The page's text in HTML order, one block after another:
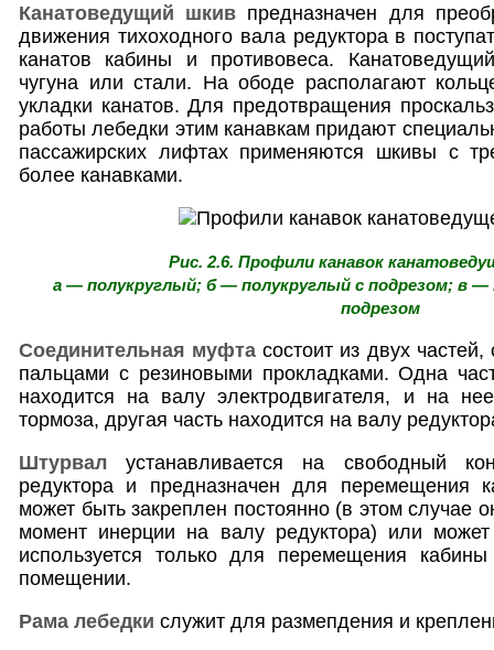
Канатоведущий шкив предназначен для
движения тихоходного вала редуктора в
канатов кабины и противовеса.
чугуна или стали. На ободе располагают
укладки канатов. Для предотвращения
работы лебедки этим канавкам придают
пассажирских лифтах применяются шкивы с
более канавками.
Рис. 2.6. Профили канавок
а — полукруглый; б — полукруглый с подрезом; в —
подрезом
Соединительная муфта состоит из двух
пальцами с резиновыми прокладками. Одна
находится на валу электродвигателя, и на
тормоза, другая часть находится на валу
Штурвал устанавливается на свободный
редуктора и предназначен для перемещения
может быть закреплен постоянно (в этом случае
момент инерции на валу редуктора) или
используется только для перемещения
помещении.
Рама лебедки служит для размепдения и